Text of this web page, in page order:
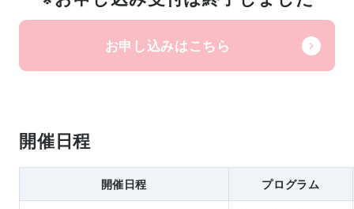
お申し込みはこちら
開催日程
開催日程 プログラム